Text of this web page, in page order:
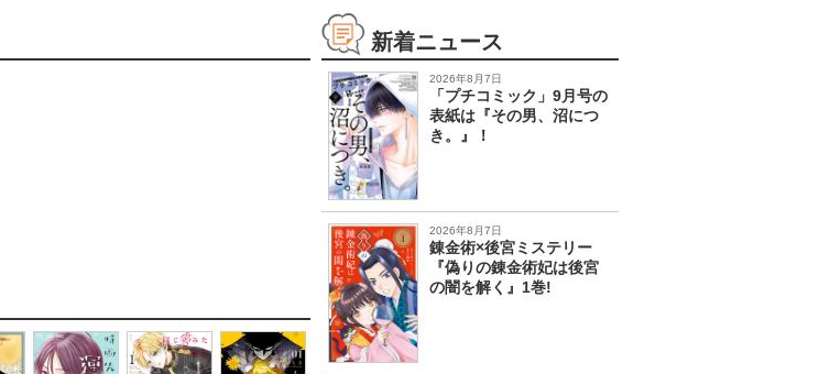
新着ニュース
2026年8月7日
「プチコミック」9月号の
表紙は『その男、沼につ
き。』！
2026年8月7日
錬金術×後宮ミステリー
『偽りの錬金術妃は後宮
の闇を解く』1巻!